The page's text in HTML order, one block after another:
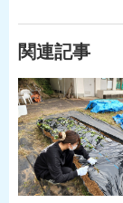
関連記事